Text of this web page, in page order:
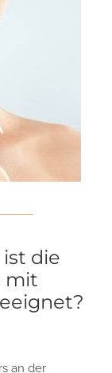
die
mit
an der